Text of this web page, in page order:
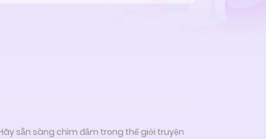
sẵn sàng chìm đắm trong thế giới truyện